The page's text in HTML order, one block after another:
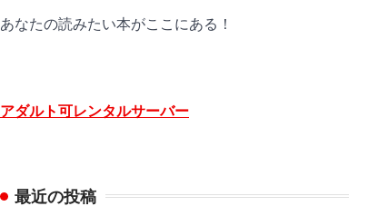
あなたの読みたい本がここにある！
アダルト可レンタルサーバー
最近の投稿